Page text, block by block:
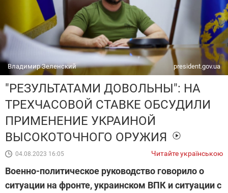
Владимир Зеленский president.gov.ua
"РЕЗУЛЬТАТАМИ ДОВОЛЬНЫ": НА
ТРЕХЧАСОВОЙ СТАВКЕ ОБСУДИЛИ
ПРИМЕНЕНИЕ УКРАИНОЙ
ВЫСОКОТОЧНОГО ОРУЖИЯ
04.08.2023 16:05 Читайте українською
Военно-политическое руководство говорило о
ситуации на фронте, украинском ВПК и ситуации с